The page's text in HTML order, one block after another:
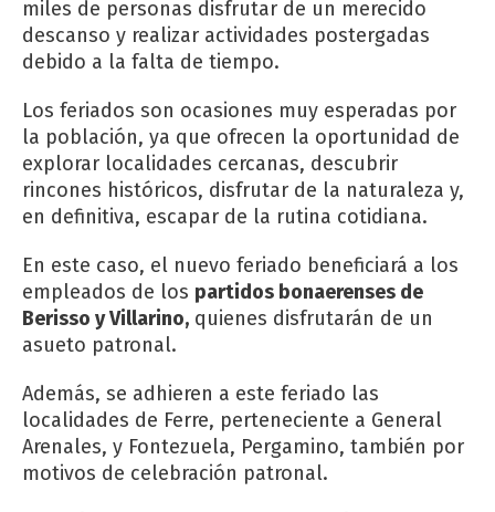
miles de personas disfrutar de un merecido
descanso y realizar actividades postergadas
debido a la falta de tiempo.
Los feriados son ocasiones muy esperadas por
la población, ya que ofrecen la oportunidad de
explorar localidades cercanas, descubrir
rincones históricos, disfrutar de la naturaleza y,
en definitiva, escapar de la rutina cotidiana.
En este caso, el nuevo feriado beneficiará a los
empleados de los partidos bonaerenses de
Berisso y Villarino, quienes disfrutarán de un
asueto patronal.
Además, se adhieren a este feriado las
localidades de Ferre, perteneciente a General
Arenales, y Fontezuela, Pergamino, también por
motivos de celebración patronal.